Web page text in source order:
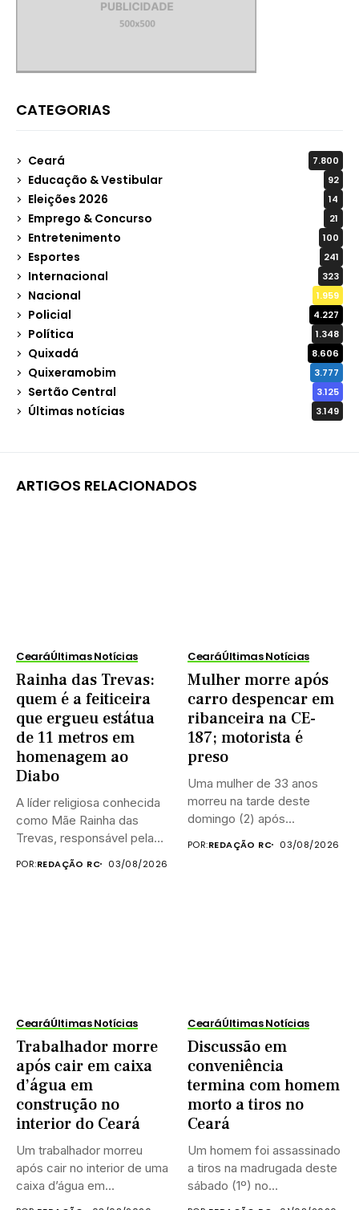
CATEGORIAS
Ceará 7.800
Educação & Vestibular 92
Eleições 2026 14
Emprego & Concurso 21
Entretenimento 100
Esportes 241
Internacional 323
Nacional 1.959
Policial 4.227
Política 1.348
Quixadá 8.606
Quixeramobim 3.777
Sertão Central 3.125
Últimas notícias 3.149
ARTIGOS RELACIONADOS
CearáÚltimas Notícias
Rainha das Trevas:
quem é a feiticeira
que ergueu estátua
de 11 metros em
homenagem ao
Diabo
A líder religiosa conhecida
como Mãe Rainha das
Trevas, responsável pela
POR:REDAÇÃO RC 03/08/2026
CearáÚltimas Notícias
Mulher morre após
carro despencar em
ribanceira na CE-
187; motorista é
preso
Uma mulher de 33 anos
morreu na tarde deste
domingo (2) após...
POR:REDAÇÃO RC 03/08/2026
CearáÚltimas Notícias
Trabalhador morre
após cair em caixa
d’água em
construção no
interior do Ceará
Um trabalhador morreu
após cair no interior de uma
caixa d’água em...
CearáÚltimas Notícias
Discussão em
conveniência
termina com homem
morto a tiros no
Ceará
Um homem foi assassinado
a tiros na madrugada deste
sábado (1º) no...